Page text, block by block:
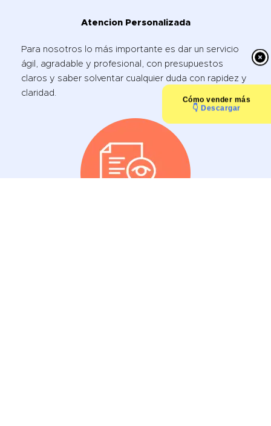
Cómovender más
👇 Descargar
Atencion Personalizada
Para nosotros lo más importante es dar un servicio
ágil, agradable y profesional, con presupuestos
claros y saber solventar cualquier duda con rapidez y
claridad.